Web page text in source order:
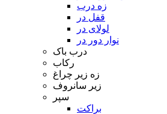
زه درب
قفل در
لولای در
نوار دور در
درب باک
رکاب
زه زیر چراغ
زیر سانروف
سپر
براکت